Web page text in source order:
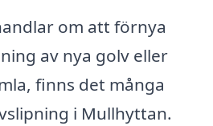
om att förnya
av nya golv eller
finns det många
i Mullhyttan.